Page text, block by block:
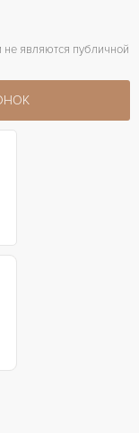
являются публичной